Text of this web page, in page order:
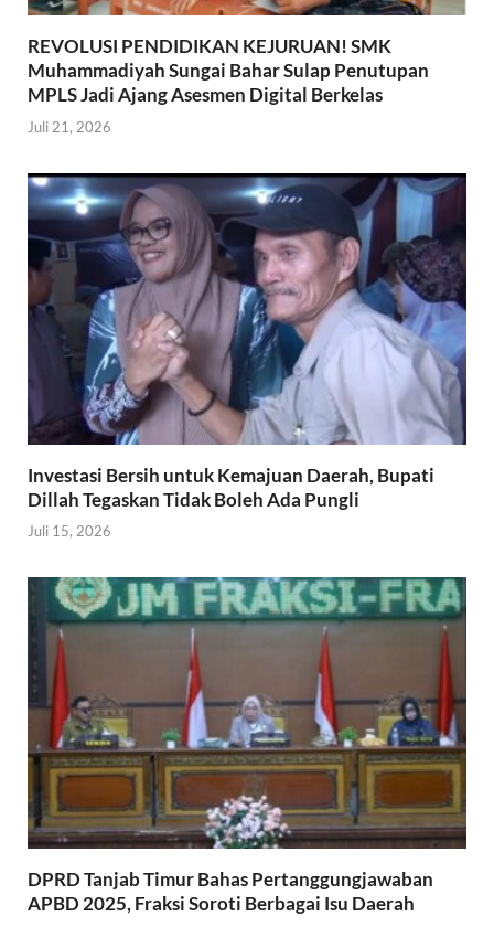
REVOLUSI PENDIDIKAN KEJURUAN! SMK
Muhammadiyah Sungai Bahar Sulap Penutupan
MPLS Jadi Ajang Asesmen Digital Berkelas
Juli 21, 2026
Investasi Bersih untuk Kemajuan Daerah, Bupati
Dillah Tegaskan Tidak Boleh Ada Pungli
Juli 15, 2026
DPRD Tanjab Timur Bahas Pertanggungjawaban
APBD 2025, Fraksi Soroti Berbagai Isu Daerah